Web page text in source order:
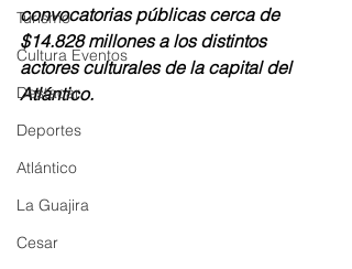
Turismo
Cultura Eventos
Destacar
Deportes
Atlántico
La Guajira
Cesar
convocatorias públicas cerca de
$14.828 millones a los distintos
actores culturales de la capital del
Atlántico.